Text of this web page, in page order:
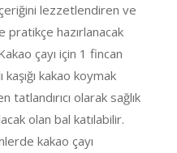
lezzetlendiren ve
pratikçe hazırlanacak
çayı için 1 fincan
kakao koymak
tatlandırıcı olarak sağlık
olan bal katılabilir.
kakao çayı